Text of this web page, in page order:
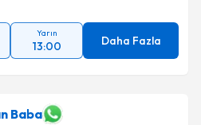
Yarın
13:00 Daha Fazla
Baba